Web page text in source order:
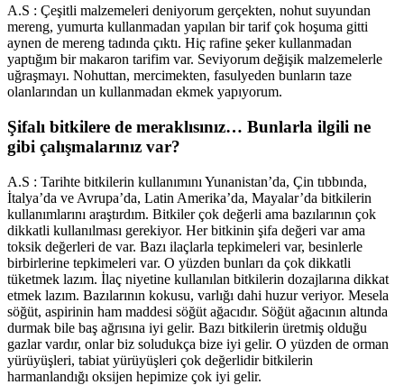
A.S : Çeşitli malzemeleri deniyorum gerçekten, nohut suyundan
mereng, yumurta kullanmadan yapılan bir tarif çok hoşuma gitti
aynen de mereng tadında çıktı. Hiç rafine şeker kullanmadan
yaptığım bir makaron tarifim var. Seviyorum değişik malzemelerle
uğraşmayı. Nohuttan, mercimekten, fasulyeden bunların taze
olanlarından un kullanmadan ekmek yapıyorum.
Şifalı bitkilere de meraklısınız… Bunlarla ilgili ne
gibi çalışmalarınız var?
A.S : Tarihte bitkilerin kullanımını Yunanistan’da, Çin tıbbında,
İtalya’da ve Avrupa’da, Latin Amerika’da, Mayalar’da bitkilerin
kullanımlarını araştırdım. Bitkiler çok değerli ama bazılarının çok
dikkatli kullanılması gerekiyor. Her bitkinin şifa değeri var ama
toksik değerleri de var. Bazı ilaçlarla tepkimeleri var, besinlerle
birbirlerine tepkimeleri var. O yüzden bunları da çok dikkatli
tüketmek lazım. İlaç niyetine kullanılan bitkilerin dozajlarına dikkat
etmek lazım. Bazılarının kokusu, varlığı dahi huzur veriyor. Mesela
söğüt, aspirinin ham maddesi söğüt ağacıdır. Söğüt ağacının altında
durmak bile baş ağrısına iyi gelir. Bazı bitkilerin üretmiş olduğu
gazlar vardır, onlar biz soludukça bize iyi gelir. O yüzden de orman
yürüyüşleri, tabiat yürüyüşleri çok değerlidir bitkilerin
harmanlandığı oksijen hepimize çok iyi gelir.